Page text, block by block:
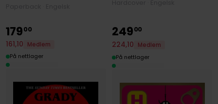
17900
161,10
Medlem
På nettlager
24900
224,10
Medlem
På nettlager